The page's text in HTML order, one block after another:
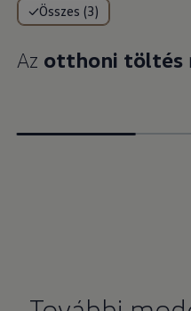
Összes (3)
Az otthoni töltés